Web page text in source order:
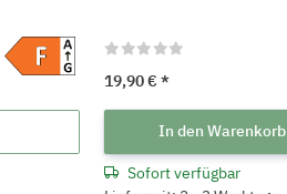
19,90 €*
In den Warenkorb
Sofort verfügbar